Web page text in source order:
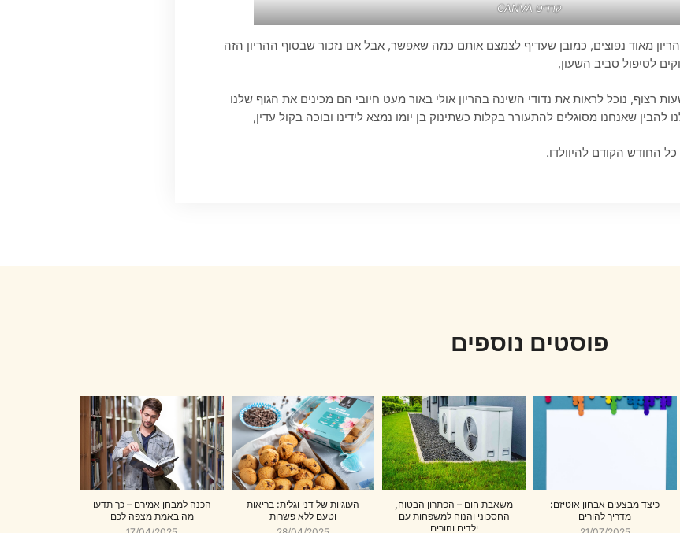
קרדיט CANVA
מאוד נפוצים, כמובן שעדיף לצמצם אותם כמה שאפשר, אבל אם נזכור שבסוף ההריון הזה
לטיפול סביב השעון,
תמיד ישנים יותר מ3- שעות רצוף, נוכל לראות את נדודי השינה בהריון אולי באור מעט חיובי הם מכינים את הגוף שלנו
שאנחנו מסוגלים להתעורר בקלות כשתינוק בן יומו נמצא לידינו ובוכה בקול עדין,
החודש הקודם להיוולדו.
פוסטים נוספים
כיצד מבצעים אבחון אוטיזם:
מדריך להורים
משאבת חום – הפתרון הבטוח,
החסכוני והנוח למשפחות עם
ילדים והורים
העוגיות של דני וגלית: בריאות
וטעם ללא פשרות
הכנה למבחן אמירם – כך תדעו
מה באמת מצפה לכם